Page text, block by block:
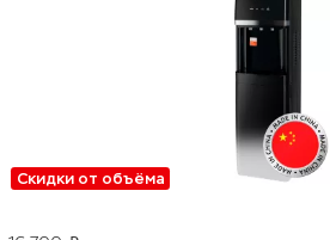
Скидки от объёма